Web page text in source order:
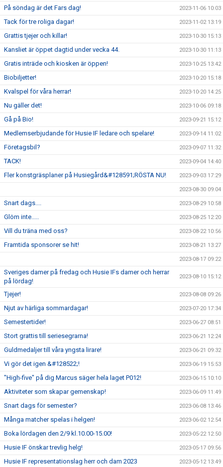
På söndag är det Fars dag! 2023-11-06 10:03
Tack för tre roliga dagar! 2023-11-02 13:19
Grattis tjejer och killar! 2023-10-30 15:13
Kansliet är öppet dagtid under vecka 44. 2023-10-30 11:13
Gratis inträde och kiosken är öppen! 2023-10-25 13:42
Biobiljetter! 2023-10-20 15:18
Kvalspel för våra herrar! 2023-10-20 14:25
Nu gäller det! 2023-10-06 09:18
Gå på Bio! 2023-09-21 15:12
Medlemserbjudande för Husie IF ledare och spelare! 2023-09-14 11:02
Företagsbil? 2023-09-07 11:32
TACK! 2023-09-04 14:40
Fler konstgräsplaner på Husiegård&#128591;RÖSTA NU! 2023-09-03 17:29
2023-08-30 09:04
Snart dags.... 2023-08-29 10:58
Glöm inte..... 2023-08-25 12:20
Vill du träna med oss? 2023-08-22 10:56
Framtida sponsorer se hit! 2023-08-21 13:27
2023-08-17 09:22
Sveriges damer på fredag och Husie IFs damer och herrar
på lördag!
2023-08-10 15:12
Tjejer! 2023-08-08 09:26
Njut av härliga sommardagar! 2023-07-20 17:34
Semestertider! 2023-06-27 08:51
Stort grattis till seriesegrarna! 2023-06-21 12:24
Guldmedaljer till våra yngsta lirare! 2023-06-21 09:32
Vi gör det igen &#128522;! 2023-06-19 15:53
"High-five" på dig Marcus säger hela laget P012! 2023-06-15 10:10
Aktiviteter som skapar gemenskap! 2023-06-09 11:49
Snart dags för semester? 2023-06-08 13:46
Många matcher spelas i helgen! 2023-06-02 12:54
Boka lördagen den 2/9 kl.10.00-15.00! 2023-05-22 12:50
Husie IF önskar trevlig helg! 2023-05-17 09:56
Husie IF representationslag herr och dam 2023 2023-05-12 13:49